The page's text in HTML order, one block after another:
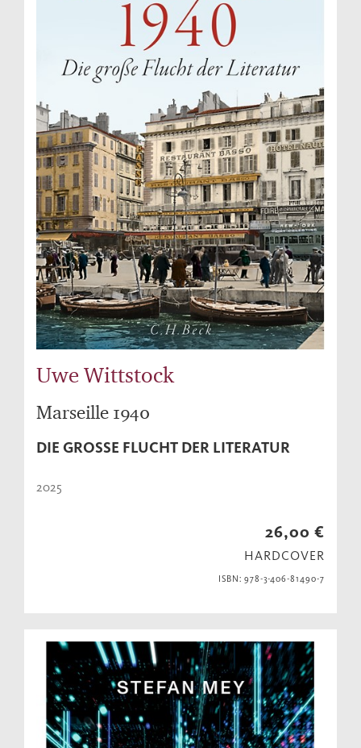
Uwe Wittstock
Marseille 1940
DIE GROSSE FLUCHT DER LITERATUR
2025
26,00 €
HARDCOVER
ISBN: 978-3-406-81490-7